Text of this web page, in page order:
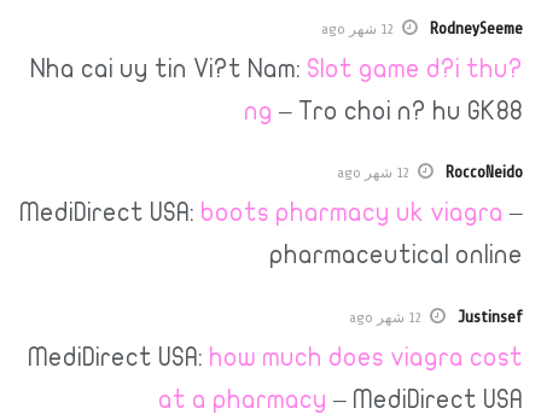
12 شهر ago
Nha cai uy tin Vi?t Nam:Slot game
ng– Tro choi n?
12 شهر ago
MediDirect USA:boots pharmacy uk
12 شهر ago
MediDirect USA:how much does
at a pharmacy–